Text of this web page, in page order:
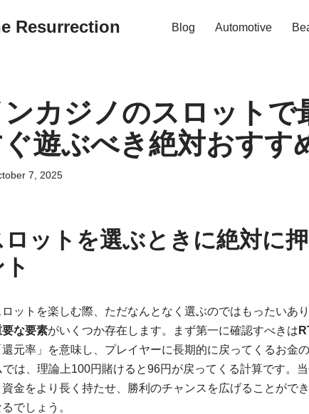
Resurrection Blog Automotive
カジノのスロットで
遊ぶべき絶対おすす
7, 2025
ットを選ぶときに絶対に
ットを楽しむ際、ただなんとなく選ぶのではもったいあ
要な要素がいくつか存在します。まず第一に確認すべきは
元率」を意味し、プレイヤーに長期的に戻ってくるお金
は、理論上100円賭けると96円が戻ってくる計算です。
金をより長く持たせ、勝利のチャンスを広げることがで
でしょう。